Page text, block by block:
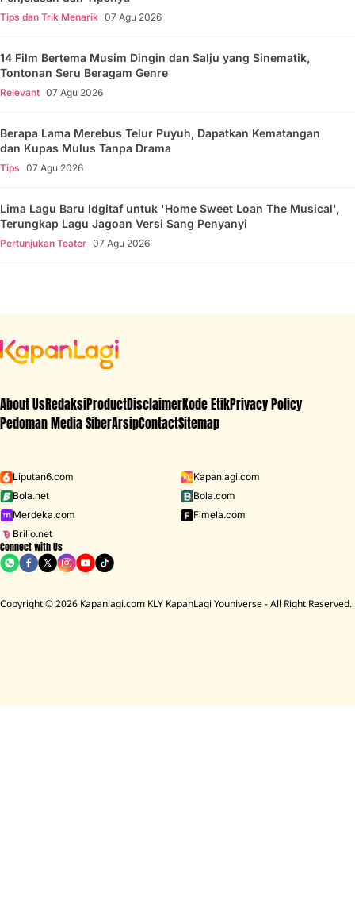
Tips dan Trik Menarik 07 Agu 2026
14 Film Bertema Musim Dingin dan Salju yang Sinematik,
Tontonan Seru Beragam Genre
Relevant 07 Agu 2026
Berapa Lama Merebus Telur Puyuh, Dapatkan Kematangan
dan Kupas Mulus Tanpa Drama
Tips 07 Agu 2026
Lima Lagu Baru Idgitaf untuk 'Home Sweet Loan The Musical',
Terungkap Lagu Jagoan Versi Sang Penyanyi
Pertunjukan Teater 07 Agu 2026
About UsRedaksiProductDisclaimerKode EtikPrivacy Policy
Pedoman Media SiberArsipContactSitemap
Liputan6.com
Kapanlagi.com
Bola.net
Bola.com
Merdeka.com
Fimela.com
Brilio.net
Connect with Us
Copyright © 2026 Kapanlagi.com KLY KapanLagi Youniverse - All Right Reserved.